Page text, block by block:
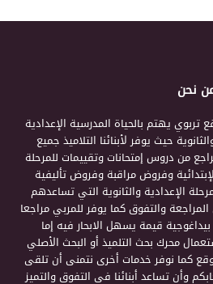
نحن
تربوي يهتم بالحياة المدرسية الإعدادية
حيث يوفر لأبنائنا التلاميذ جميع
من دروس إمتحانات وتقييمات للمرحلة
وفروض مراقبة وفروض تأليفية
الإعدادية والثانوية التي تساعدهم
والتفوق كما يوفر للمربي مراجعا
بيداغوجية قيمة يسهل الابحار فيه إما
محرك بحث التلميذ أو البحث الأصلي
كما نوفر خدمات أخرى نتمنى أن تلقى
وأن تساعد أبنائنا في التفوق والتميز